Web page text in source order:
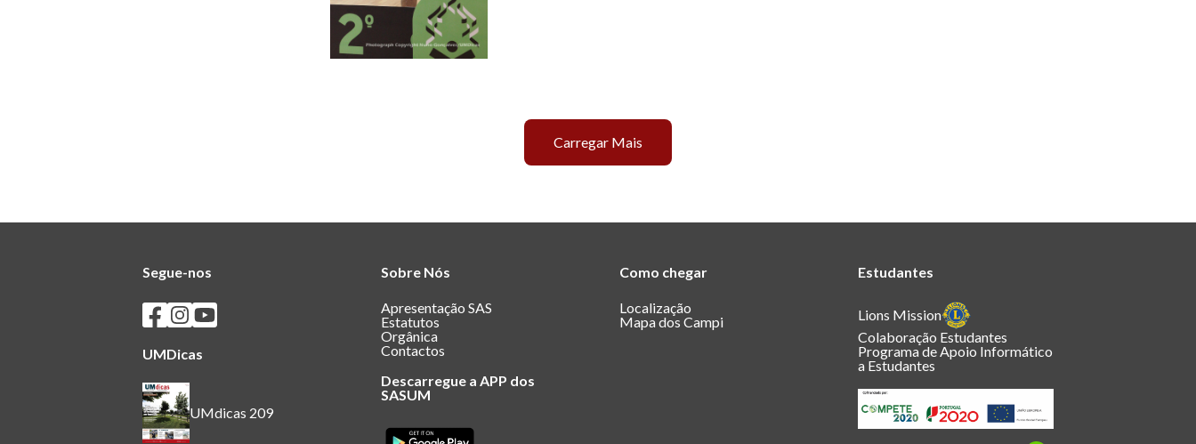
Carregar Mais
Segue-nos
Seguir os SASUM no Facebook
Seguir os SASUM no Instagram
Seguir os SASUM no Youtube
UMDicas
UMdicas 209
Sobre Nós
Apresentação SAS
Estatutos
Orgânica
Contactos
Descarregue a APP dos
SASUM
Como chegar
Localização
Mapa dos Campi
Estudantes
Lions Mission
Colaboração Estudantes
Programa de Apoio Informático
a Estudantes